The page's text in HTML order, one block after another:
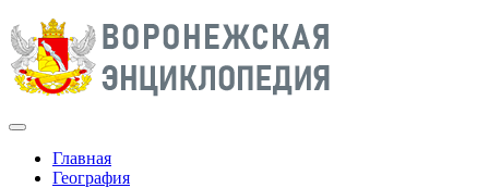
Главная
География